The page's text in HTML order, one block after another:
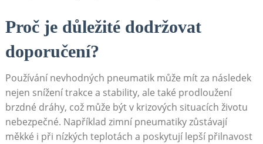
Proč je důležité dodržovat
doporučení?
Používání nevhodných pneumatik‍ může mít za následek
nejen snížení trakce a ‍stability, ale také prodloužení
brzdné dráhy, což​ může ‍být v krizových situacích životu
⁤nebezpečné. Například zimní pneumatiky zůstávají
⁤měkké⁤ i při nízkých teplotách a‍ poskytují⁣ lepší přilnavost